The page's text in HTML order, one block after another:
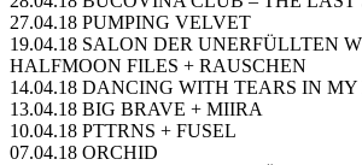
27.04.18 PUMPING VELVET
19.04.18 SALON DER UNERFÜLLTEN
HALFMOON FILES + RAUSCHEN
14.04.18 DANCING WITH TEARS IN MY
13.04.18 BIG BRAVE + MIIRA
10.04.18 PTTRNS + FUSEL
07.04.18 ORCHID